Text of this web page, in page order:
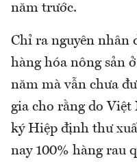
năm trước.
Chỉ ra nguyên nhân
hàng hóa nông sản
năm mà vẫn chưa
gia cho rằng do Việt
ký Hiệp định thư
nay 100% hàng rau